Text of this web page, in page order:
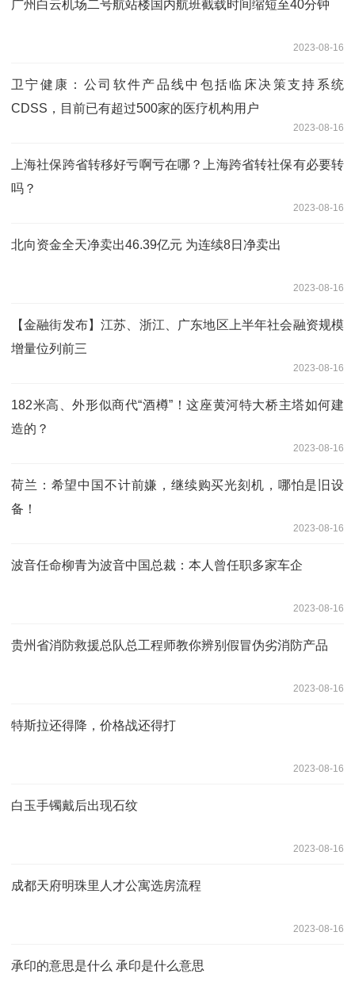
广州白云机场二号航站楼国内航班截载时间缩短至40分钟
2023-08-16
卫宁健康：公司软件产品线中包括临床决策支持系统
CDSS，目前已有超过500家的医疗机构用户
2023-08-16
上海社保跨省转移好亏啊亏在哪？上海跨省转社保有必要转
吗？
2023-08-16
北向资金全天净卖出46.39亿元 为连续8日净卖出
2023-08-16
【金融街发布】江苏、浙江、广东地区上半年社会融资规模
增量位列前三
2023-08-16
182米高、外形似商代“酒樽”！这座黄河特大桥主塔如何建
造的？
2023-08-16
荷兰：希望中国不计前嫌，继续购买光刻机，哪怕是旧设
备！
2023-08-16
波音任命柳青为波音中国总裁：本人曾任职多家车企
2023-08-16
贵州省消防救援总队总工程师教你辨别假冒伪劣消防产品
2023-08-16
特斯拉还得降，价格战还得打
2023-08-16
白玉手镯戴后出现石纹
2023-08-16
成都天府明珠里人才公寓选房流程
2023-08-16
承印的意思是什么 承印是什么意思